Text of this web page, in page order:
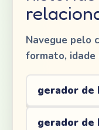
Navegue pelo
formato, idade
gerador de
gerador de